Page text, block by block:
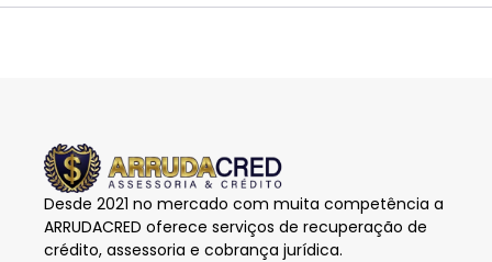
Desde 2021 no mercado com muita competência a
ARRUDACRED oferece serviços de recuperação de
crédito, assessoria e cobrança jurídica.